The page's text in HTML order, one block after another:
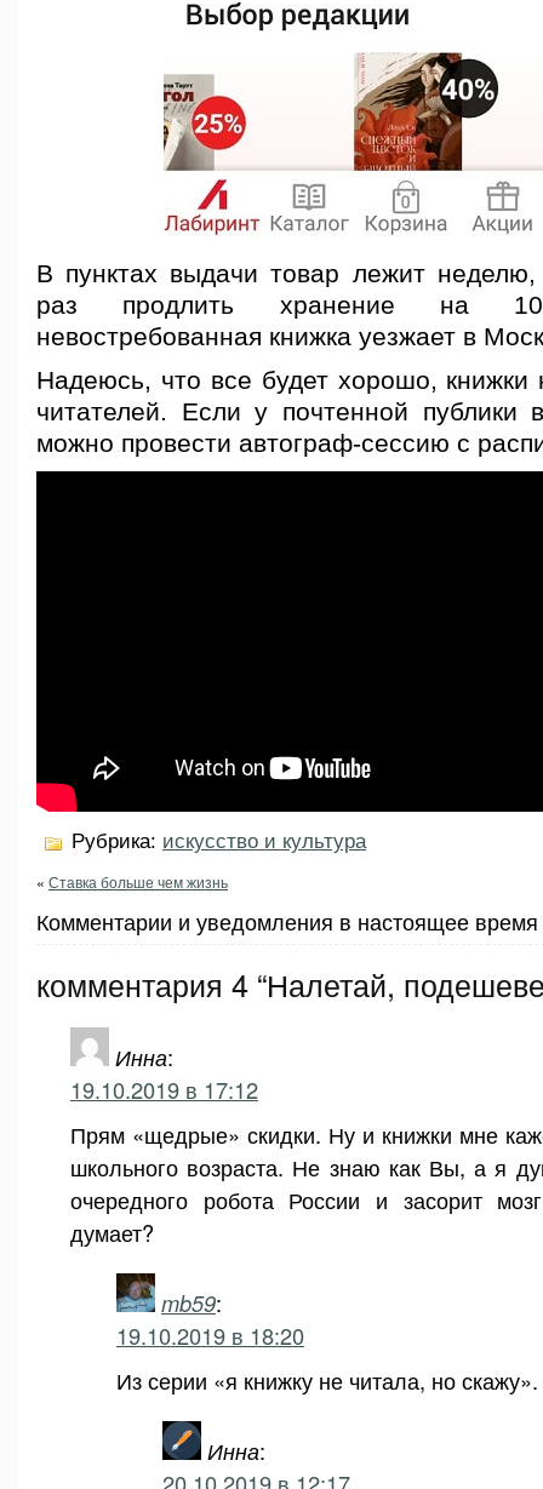
В пунктах выдачи товар лежит
раз продлить хранение на
невостребованная книжка уезжает в
Надеюсь, что все будет хорошо, книжки
читателей. Если у почтенной публики
можно провести автограф-сессию с
Рубрика: искусство и культура
« Ставка больше чем жизнь
Комментарии и уведомления в настоящее
комментария 4 “Налетай,
Инна:
19.10.2019 в 17:12
Прям «щедрые» скидки. Ну и книжки мне
школьного возраста. Не знаю как Вы, а я
очередного робота России и засорит
думает?
mb59:
19.10.2019 в 18:20
Из серии «я книжку не читала, но скажу».
Инна: